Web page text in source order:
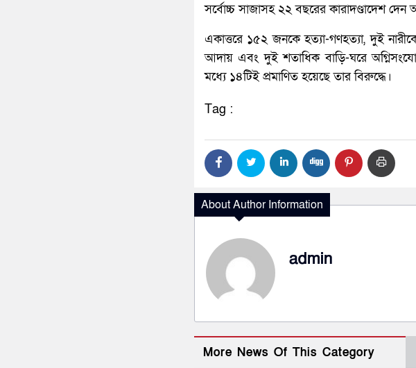
সর্বোচ্চ সাজাসহ ২২ বছরের কারাদণ্ডাদেশ দেন
একাত্তরে ১৫২ জনকে হত্যা-গণহত্যা, দুই
আদায় এবং দুই শতাধিক বাড়ি-ঘরে
মধ্যে ১৪টিই প্রমাণিত হয়েছে তার বিরুদ্ধে।
Tag :
About Author Information
admin
More News Of This Category